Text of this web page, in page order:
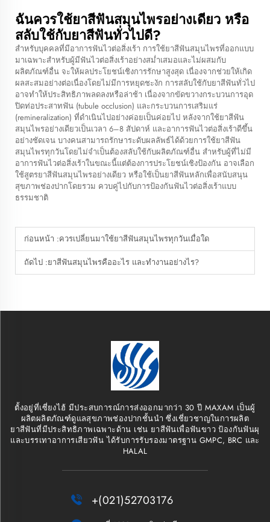
ฉันควรใช้ยาสีฟันสมุนไพรอย่างเดียว หรือ
สลับใช้กับยาสีฟันทั่วไปดี?
สำหรับบุคคลที่มีอาการฟันไวต่อสิ่งเร้า การใช้ยาสีฟันสมุนไพรที่ออกแบบ
มาเฉพาะสำหรับผู้มีฟันไวต่อสิ่งเร้าอย่างสม่ำเสมอและไม่ผสมกับ
ผลิตภัณฑ์อื่น จะให้ผลประโยชน์เชิงการรักษาสูงสุด เนื่องจากช่วยให้เกิด
ผลสะสมอย่างต่อเนื่องโดยไม่มีการหยุดชะงัก การสลับใช้กับยาสีฟันทั่วไป
อาจทำให้ประสิทธิภาพลดลงหรือล่าช้า เนื่องจากขัดขวางกระบวนการอุด
ปิดท่อประสาทฟัน (tubule occlusion) และกระบวนการเสริมแร่
(remineralization) ที่ดำเนินไปอย่างค่อยเป็นค่อยไป หลังจากใช้ยาสีฟัน
สมุนไพรอย่างเดียวเป็นเวลา 6–8 สัปดาห์ และอาการฟันไวต่อสิ่งเร้าดีขึ้น
อย่างชัดเจน บางคนสามารถรักษาระดับผลลัพธ์ได้ด้วยการใช้ยาสีฟัน
สมุนไพรทุกวันโดยไม่จำเป็นต้องสลับใช้กับผลิตภัณฑ์อื่น สำหรับผู้ที่ไม่มี
อาการฟันไวต่อสิ่งเร้าในขณะนี้แต่ต้องการประโยชน์เชิงป้องกัน อาจเลือก
ใช้สูตรยาสีฟันสมุนไพรอย่างเดียว หรือใช้เป็นยาสีฟันหลักเพื่อสนับสนุน
สุขภาพช่องปากโดยรวม ควบคู่ไปกับการป้องกันฟันไวต่อสิ่งเร้าแบบ
ธรรมชาติ
ก่อนหน้า :ควรเปลี่ยนมาใช้ยาสีฟันสมุนไพรทุกวันเมื่อใด
ถัดไป :ยาสีฟันสมุนไพรคืออะไร และทำงานอย่างไร?
ตั้งอยู่ที่เซี่ยงไฮ้ มีประสบการณ์การส่งออกมากว่า 30 ปี MAXAM เป็นผู้
ผลิตผลิตภัณฑ์ดูแลสุขภาพช่องปากชั้นนำ ซึ่งเชี่ยวชาญในการผลิต
ยาสีฟันที่มีประสิทธิภาพเฉพาะด้าน เช่น ยาสีฟันเพื่อฟันขาว ป้องกันฟันผุ
และบรรเทาอาการเสียวฟัน ได้รับการรับรองมาตรฐาน GMPC, BRC และ
HALAL
 +(021)52703176